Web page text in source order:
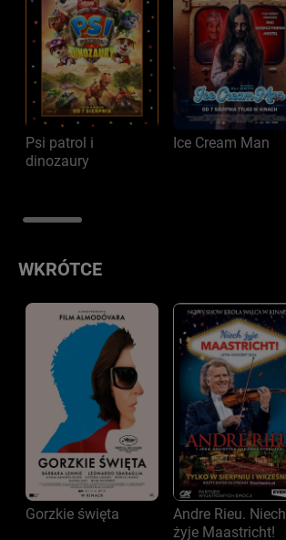
Psi patrol i
dinozaury
Ice Cream Man
WKRÓTCE
Gorzkie święta
Andre Rieu. Niech
żyje Maastricht!